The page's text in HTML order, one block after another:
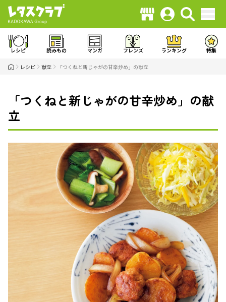
レシピ 読みもの マンガ フレンズ ランキング 特集
レシピ 献立 「つくねと新じゃがの甘辛炒め」の献立
「つくねと新じゃがの甘辛炒め」の献
立